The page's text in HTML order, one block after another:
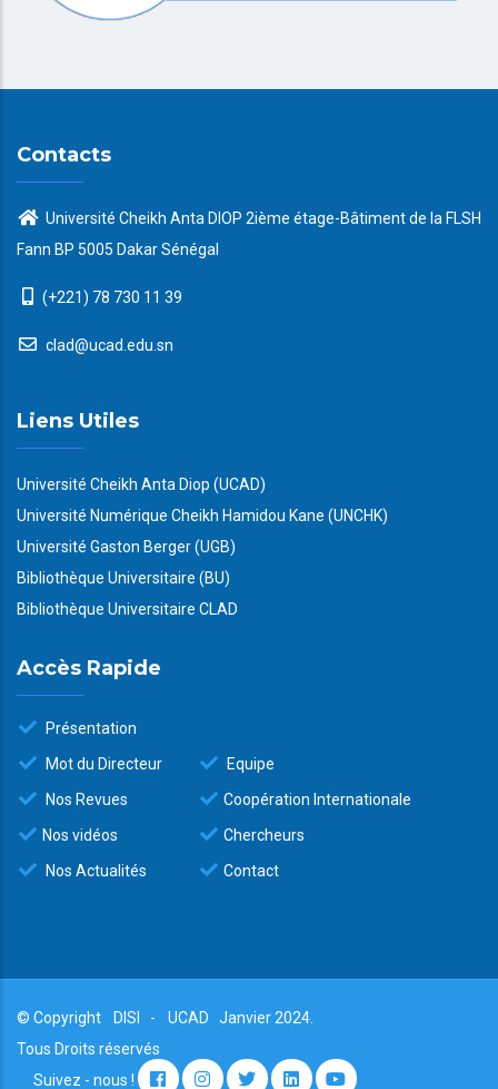
Contacts
Université Cheikh Anta DIOP 2ième étage-Bâtiment de la FLSH
Fann BP 5005 Dakar Sénégal
(+221) 78 730 11 39
clad@ucad.edu.sn
Liens Utiles
Université Cheikh Anta Diop (UCAD)
Université Numérique Cheikh Hamidou Kane (UNCHK)
Université Gaston Berger (UGB)
Bibliothèque Universitaire (BU)
Bibliothèque Universitaire CLAD
Accès Rapide
Présentation
Mot du Directeur
Nos Revues
Nos vidéos
Nos Actualités
Equipe
Coopération Internationale
Chercheurs
Contact
© Copyright DISI - UCAD
Janvier 2024.
Tous Droits réservés
Suivez - nous !